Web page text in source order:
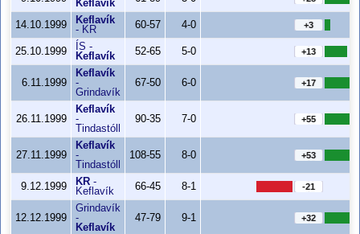
Keflavík
14.10.1999
Keflavík
- KR 60-57 4-0 +3
25.10.1999 ÍS -
Keflavík
52-65 5-0 +13
6.11.1999
Keflavík
-
Grindavík
67-50 6-0 +17
26.11.1999
Keflavík
-
Tindastóll
90-35 7-0 +55
27.11.1999
Keflavík
-
Tindastóll
108-55 8-0 +53
9.12.1999 KR -
Keflavík
66-45 8-1 -21
12.12.1999
Grindavík
-
Keflavík
47-79 9-1 +32